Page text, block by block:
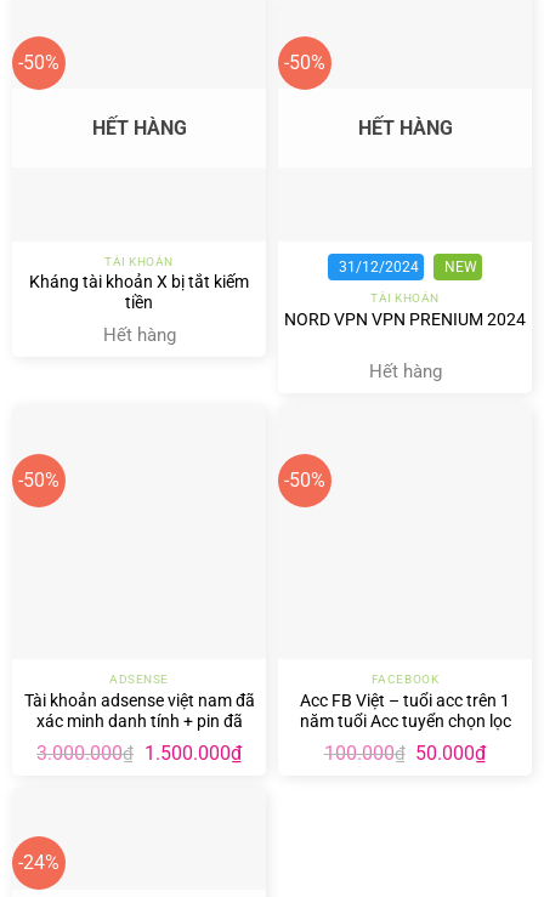
-50%
HẾT HÀNG
TÀI KHOẢN
Kháng tài khoản X bị tắt kiếm
tiền
Hết hàng
-50%
HẾT HÀNG
31/12/2024 NEW
TÀI KHOẢN
NORD VPN VPN PRENIUM 2024
Hết hàng
-50%
ADSENSE
Tài khoản adsense việt nam đã
xác minh danh tính + pin đã
tách kênh youtube, có nút add
web
3.000.000₫ Giá
1.500.000₫Giá
hiện
-50%
FACEBOOK
Acc FB Việt – tuổi acc trên 1
năm tuổi Acc tuyển chọn lọc
100.000₫ Giá
50.000₫Giá
-24%